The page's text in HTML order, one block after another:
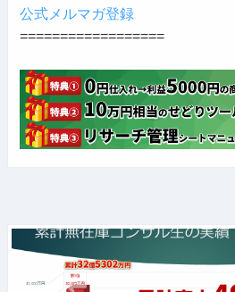
公式メルマガ登録
==================